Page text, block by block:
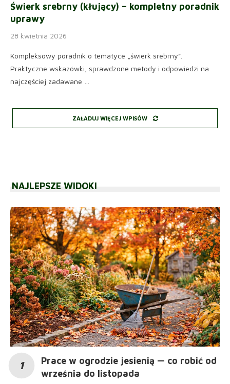
Świerk srebrny (kłujący) – kompletny poradnik
uprawy
28 kwietnia 2026
Kompleksowy poradnik o tematyce „świerk srebrny”.
Praktyczne wskazówki, sprawdzone metody i odpowiedzi na
najczęściej zadawane …
ZAŁADUJ WIĘCEJ WPISÓW
NAJLEPSZE WIDOKI
Prace w ogrodzie jesienią — co robić od
września do listopada